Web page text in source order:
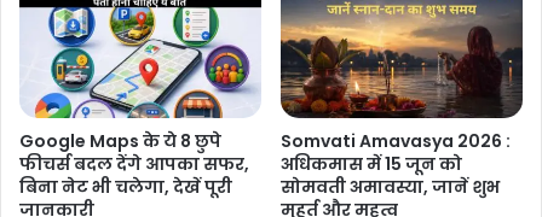
Google Maps के ये 8 छुपे
फीचर्स बदल देंगे आपका सफर,
बिना नेट भी चलेगा, देखें पूरी
जानकारी
Somvati Amavasya 2026 :
अधिकमास में 15 जून को
सोमवती अमावस्या, जानें शुभ
मुहूर्त और महत्व